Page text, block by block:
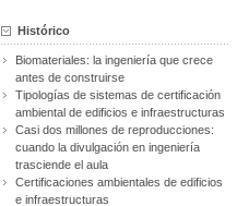
Histórico
Biomateriales: la ingeniería que crece
antes de construirse
Tipologías de sistemas de certificación
ambiental de edificios e infraestructuras
Casi dos millones de reproducciones:
cuando la divulgación en ingeniería
trasciende el aula
Certificaciones ambientales de edificios
e infraestructuras